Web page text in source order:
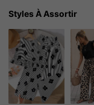
4.87
4.87
Styles À Assortir